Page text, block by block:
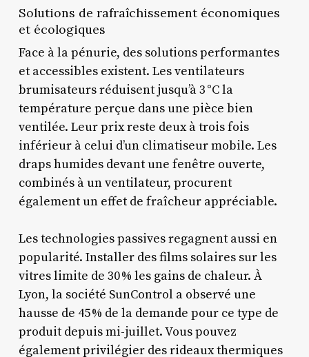
Solutions de rafraîchissement économiques
et écologiques
Face à la pénurie, des solutions performantes
et accessibles existent. Les ventilateurs
brumisateurs réduisent jusqu’à 3 °C la
température perçue dans une pièce bien
ventilée. Leur prix reste deux à trois fois
inférieur à celui d’un climatiseur mobile. Les
draps humides devant une fenêtre ouverte,
combinés à un ventilateur, procurent
également un effet de fraîcheur appréciable.
Les technologies passives regagnent aussi en
popularité. Installer des films solaires sur les
vitres limite de 30 % les gains de chaleur. À
Lyon, la société SunControl a observé une
hausse de 45 % de la demande pour ce type de
produit depuis mi-juillet. Vous pouvez
également privilégier des rideaux thermiques